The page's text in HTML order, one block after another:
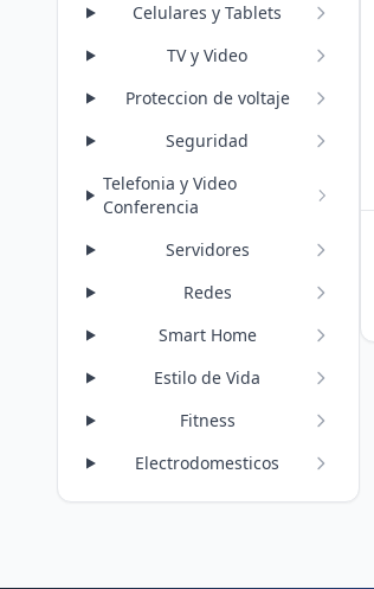
Celulares y Tablets
TV y Video
Proteccion de voltaje
Seguridad
Telefonia y Video
Conferencia
Servidores
Redes
Smart Home
Estilo de Vida
Fitness
Electrodomesticos